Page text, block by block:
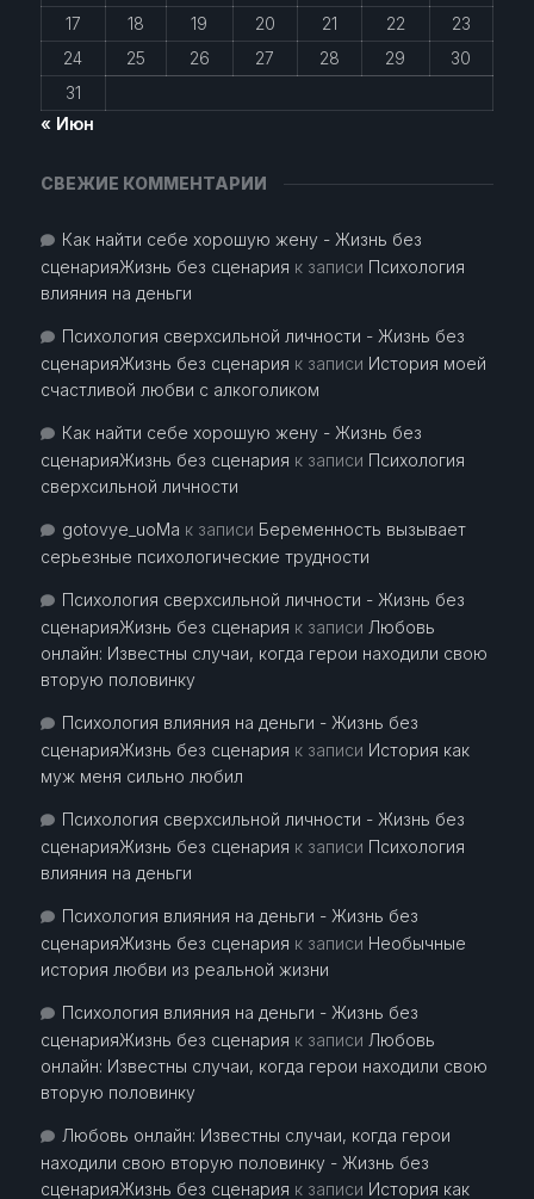
17
18 19 20 21 22
23
24
25 26 27 28 29
30
31
« Июн
СВЕЖИЕ КОММЕНТАРИИ
Как найти себе хорошую жену - Жизнь без
сценарияЖизнь без сценария к записи Психология
влияния на деньги
Психология сверхсильной личности - Жизнь без
сценарияЖизнь без сценария к записи История моей
счастливой любви с алкоголиком
Как найти себе хорошую жену - Жизнь без
сценарияЖизнь без сценария к записи Психология
сверхсильной личности
gotovye_uoMa к записи Беременность вызывает
серьезные психологические трудности
Психология сверхсильной личности - Жизнь без
сценарияЖизнь без сценария к записи Любовь
онлайн: Известны случаи, когда герои находили свою
вторую половинку
Психология влияния на деньги - Жизнь без
сценарияЖизнь без сценария к записи История как
муж меня сильно любил
Психология сверхсильной личности - Жизнь без
сценарияЖизнь без сценария к записи Психология
влияния на деньги
Психология влияния на деньги - Жизнь без
сценарияЖизнь без сценария к записи Необычные
история любви из реальной жизни
Психология влияния на деньги - Жизнь без
сценарияЖизнь без сценария к записи Любовь
онлайн: Известны случаи, когда герои находили свою
вторую половинку
Любовь онлайн: Известны случаи, когда герои
находили свою вторую половинку - Жизнь без
сценарияЖизнь без сценария к записи История как